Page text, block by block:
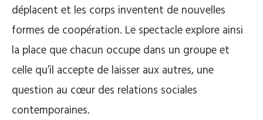
déplacent et les corps inventent de nouvelles
formes de coopération. Le spectacle explore ainsi
la place que chacun occupe dans un groupe et
celle qu’il accepte de laisser aux autres, une
question au cœur des relations sociales
contemporaines.